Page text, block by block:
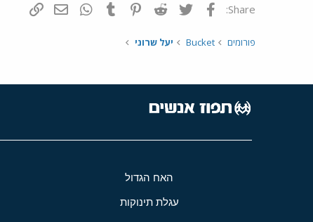
Share: פייסבוק Twitter
Reddit
Pinterest
Tumblr
WhatsAppדואר אלקטרוני
פורומים Bucket יעל שרוני
האח הגדול
עגלת תינוקות